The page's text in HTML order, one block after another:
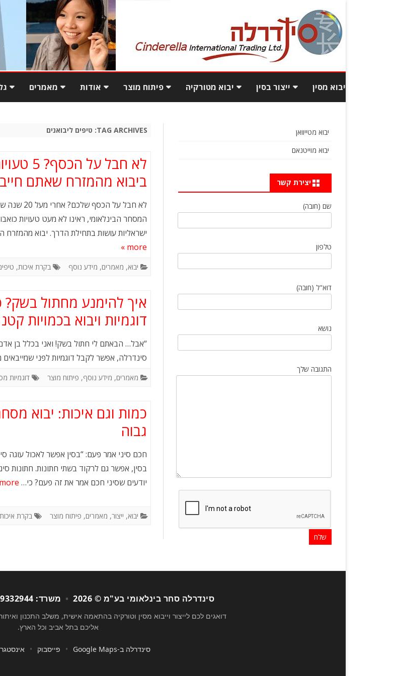
to
content יבוא מסין
יבוא רהיטים מסין
כמה עולה לייבא מסין?
ייצור בסין
כמות וגם איכות: יבוא מסחרי
בסטנדרט גבוה
איך מוצאים מפעל אמין בסין?
הטיפים שכל יבואן חייב להכיר
יבוא מטורקיה
פיתוח מוצר בטורקיה
פיתוח מוצר
מקומית ליבוא ישיר מסין
שאלות נפוצות ביבוא
אודות מאמרים
עסקים
ארוחה בסין
או
לשעות
איך פערי
משפיעים
האינפלציה
TAG ARCHIVES: טיפים ליבואנים
לא חבל על
ביבוא מהמזרח שאתם
לא חבל על
המסחר הבינלאומי, ראינו לא מעט טעויות
ישראליות עושות בתחילת הדרך. יבוא מהמזרח
more »
יבוא, מאמרים, מידע נוסף בקרת איכות,
איך להימנע מחתול
דוגמיות ויבוא בכמויות
“אבל… הבאתם לי חתול בשק! ואני בכלל בן
סינדרלה, אפשר לקבל דוגמיות לפני שמייבאים
מאמרים, מידע נוסף, פיתוח מוצר דוגמיות
כמות וגם איכות: יבוא
גבוה
חכם סיני אמר פעם: “בסין אפשר לאכול עוגה
בסין, אפשר גם לרקוד בשתי חתונות. חתונות
יודעים שסיני חכם אמר את זה פעם? כי… »
יבוא, ייצור, מאמרים, פיתוח מוצר בקרת איכות
יבוא מטייוואן
יבוא מוייטנאם
יצירת קשר
שם (חובה)
טלפון
דוא"ל (חובה)
נושא
התגובה שלך
סינדרלה סחר בינלאומי בע"מ © 2026 • משרד: 077-9332944
דואגים לכם לייצור וייבוא מסין וטורקיה בהתאמה אישית, משלב התכנון
אליכם בתל אביב וכל הארץ.
סינדרלה ב-Google Maps • פייסבוק •